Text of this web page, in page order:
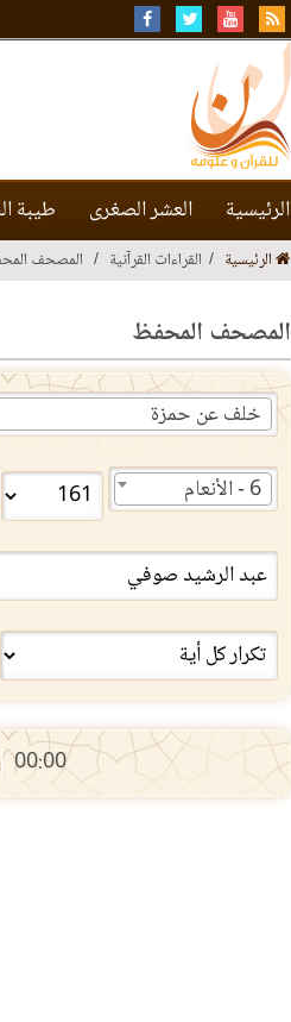
الرئيسية العشر الصغرى طيبة
الرئيسية القراءات القرآنية المصحف
المصحف المحفظ
خلف عن حمزة
6 - الأنعام
00:00